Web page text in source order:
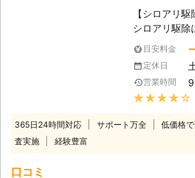
ような状態
いる可能性
な？」と感じ
お待ちしております。
にも力を入れ
アクティブで
入れておりま
った難しい雨
【シロアリ
シロアリ駆除
はゴキブリ
害獣の駆除実
のように人間
食い荒らす虫
要になります
る多くの虫の
目安料金
定休日
営業時間
★★★★★
365日24時間対応 サポート万全 低価格
査実施
経験豊富
口コミ